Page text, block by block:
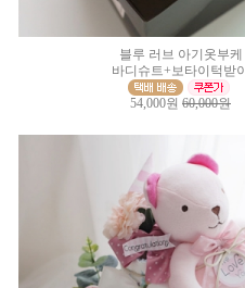
블루 러브 아기옷부케
바디슈트+보타이턱받이
54,000원 60,000원